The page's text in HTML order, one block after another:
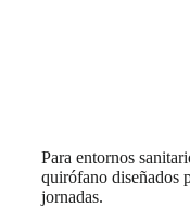
Para entornos
quirófano diseñados
jornadas.